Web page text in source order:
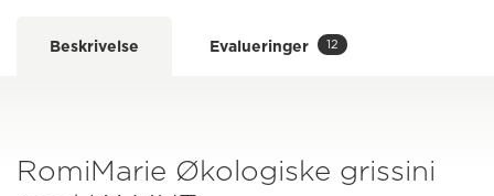
Beskrivelse Evalueringer 12
RomiMarie Økologiske grissini